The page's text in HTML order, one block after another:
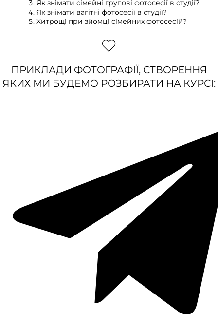
Як знімати сімейні групові фотосесії в студії?
Як знімати вагітні фотосесії в студії?
Хитрощі при зйомці сімейних фотосесій?
ПРИКЛАДИ ФОТОГРАФІЇ, СТВОРЕННЯ
ЯКИХ МИ БУДЕМО РОЗБИРАТИ НА КУРСІ: